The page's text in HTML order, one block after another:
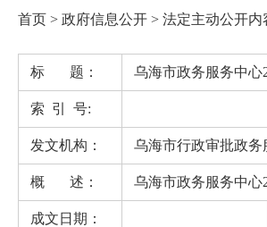
首页 > 政府信息公开 > 法定主动公开内
标 题： 乌海市政务服务中心
索 引 号:
发文机构： 乌海市行政审批政
概 述： 乌海市政务服务中心
成文日期：